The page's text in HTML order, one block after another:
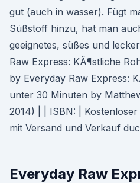
gut (auch in wasser). Fügt
Süßstoff hinzu, hat man
geeignetes, süßes und
Raw Express: KÃ¶stliche
by Everyday Raw Express:
unter 30 Minuten by
2014) | | ISBN: |
mit Versand und Verkauf
Everyday Raw